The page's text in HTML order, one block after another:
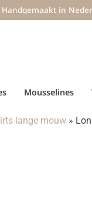
Handgemaakt in
Mousselines
lange mouw »